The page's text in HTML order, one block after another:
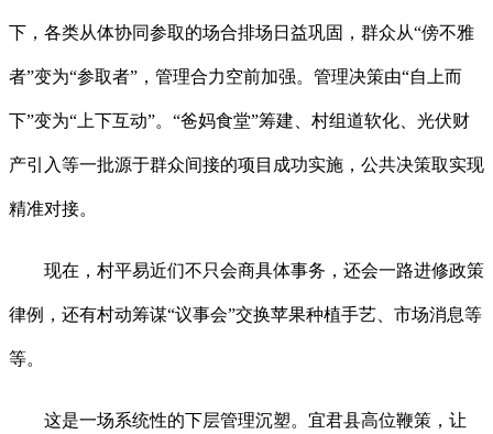
下，各类从体协同参取的场合排场日益巩固，群众从“傍不雅
者”变为“参取者”，管理合力空前加强。管理决策由“自上而
下”变为“上下互动”。“爸妈食堂”筹建、村组道软化、光伏财
产引入等一批源于群众间接的项目成功实施，公共决策取实现
精准对接。
现在，村平易近们不只会商具体事务，还会一路进修政策
律例，还有村动筹谋“议事会”交换苹果种植手艺、市场消息等
等。
这是一场系统性的下层管理沉塑。宜君县高位鞭策，让